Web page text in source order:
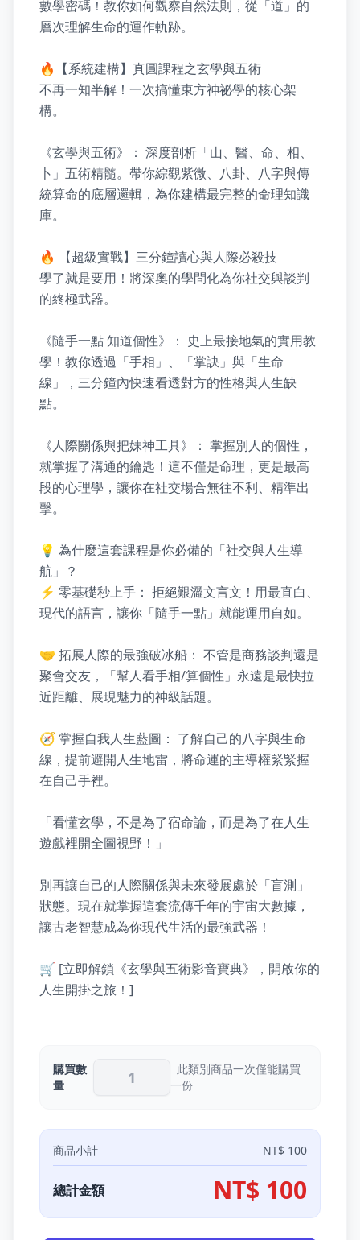
數學密碼！教你如何觀察自然法則，從「道」的
層次理解生命的運作軌跡。
🔥【系統建構】真圓課程之玄學與五術
不再一知半解！一次搞懂東方神祕學的核心架
構。
《玄學與五術》： 深度剖析「山、醫、命、相、
卜」五術精髓。帶你綜觀紫微、八卦、八字與傳
統算命的底層邏輯，為你建構最完整的命理知識
庫。
🔥 【超級實戰】三分鐘讀心與人際必殺技
學了就是要用！將深奧的學問化為你社交與談判
的終極武器。
《隨手一點 知道個性》： 史上最接地氣的實用教
學！教你透過「手相」、「掌訣」與「生命
線」，三分鐘內快速看透對方的性格與人生缺
點。
《人際關係與把妹神工具》： 掌握別人的個性，
就掌握了溝通的鑰匙！這不僅是命理，更是最高
段的心理學，讓你在社交場合無往不利、精準出
擊。
💡 為什麼這套課程是你必備的「社交與人生導
航」？
⚡ 零基礎秒上手： 拒絕艱澀文言文！用最直白、
現代的語言，讓你「隨手一點」就能運用自如。
🤝 拓展人際的最強破冰船： 不管是商務談判還是
聚會交友，「幫人看手相/算個性」永遠是最快拉
近距離、展現魅力的神級話題。
🧭 掌握自我人生藍圖： 了解自己的八字與生命
線，提前避開人生地雷，將命運的主導權緊緊握
在自己手裡。
「看懂玄學，不是為了宿命論，而是為了在人生
遊戲裡開全圖視野！」
別再讓自己的人際關係與未來發展處於「盲測」
狀態。現在就掌握這套流傳千年的宇宙大數據，
讓古老智慧成為你現代生活的最強武器！
🛒 [立即解鎖《玄學與五術影音寶典》，開啟你的
人生開掛之旅！]
購買數
量
此類別商品一次僅能購買
一份
商品小計 NT$ 100
總計金額 NT$ 100